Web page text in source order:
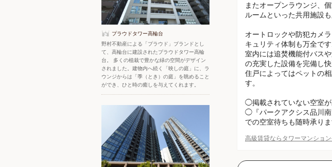
またオープンラウンジ、
ルームといった共用施設も
オートロックや防犯カメ
キュリティ体制も万全です
室内には追焚機能付バス
の充実した設備を完備し
住戸によってはペットの
す。
◯掲載されていない空室が
◯『パークアクシス品川
での空室待ちも随時承り
高級賃貸ならタワーマンショ
プラウドタワー高輪台
野村不動産による「プラウド」ブランドとし
て、高輪台に建設されたプラウドタワー高輪
台。 多くの植栽で豊かな緑の空間がデザイン
されました。建物内へ続く「映しの庭」に、ラ
ウンジからは「季（とき）の庭」を眺めること
ができ、ひと時の癒しを与えてくれます。